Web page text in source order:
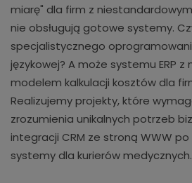
miarę" dla firm z
nie obsługują gotowe systemy.
specjalistycznego
językowej? A może systemu ERP
modelem kalkulacji kosztów dla
Realizujemy projekty, które
zrozumienia unikalnych potrzeb
integracji CRM ze stroną WWW
systemy dla kurierów medycznych.